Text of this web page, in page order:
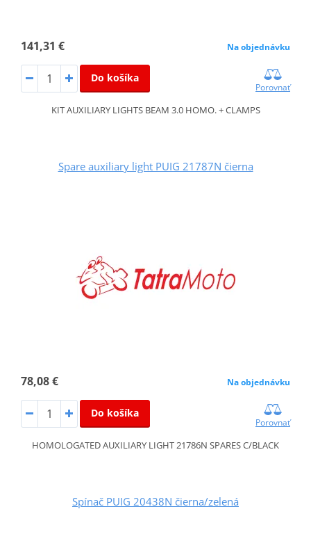
141,31 € Na objednávku
Do košíka
Porovnať
KIT AUXILIARY LIGHTS BEAM 3.0 HOMO. + CLAMPS
Spare auxiliary light PUIG 21787N čierna
78,08 € Na objednávku
Do košíka
Porovnať
HOMOLOGATED AUXILIARY LIGHT 21786N SPARES C/BLACK
Spínač PUIG 20438N čierna/zelená